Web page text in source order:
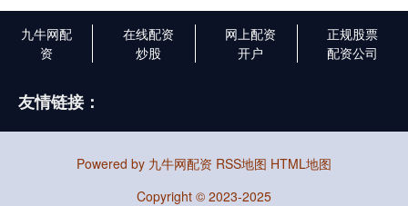
九牛网配
资
在线配资
炒股
网上配资
开户
正规股票
配资公司
友情链接：
Powered by 九牛网配资 RSS地图 HTML地图
Copyright © 2023-2025